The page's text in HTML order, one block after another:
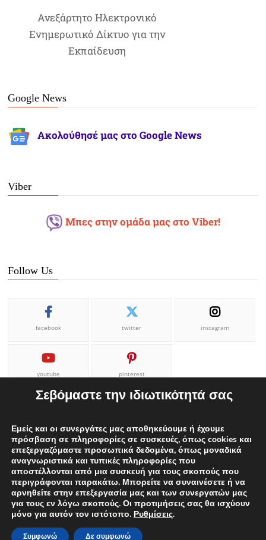
Ανεξάρτητο Ηλεκτρονικό
Ενημερωτικό Δίκτυο για την
Εκπαίδευση
Google News
Ακολούθησέ μας στο Google News
Viber
Μπες στην ομάδα μας στο Viber!
Follow Us
facebook twitter instagram
youtube pinterest
ΕΠΙΚΟΙΝΩΝΙΑ ΟΡΟΙ ΧΡΗΣΗΣ
Η ΟΜΑΔΑ ΜΑΣ
ΔΙΑΦΗΜΙΣΕΙΣ
Proudly powered by WordPress|Theme: edweek.gr
ThemeSpiral.com.
Σεβόμαστε την ιδιωτικότητά σας
Εμείς και οι συνεργάτες μας αποθηκεύουμε ή έχουμε
πρόσβαση σε πληροφορίες σε συσκευές, όπως cookies και
επεξεργαζόμαστε προσωπικά δεδομένα, όπως μοναδικά
αναγνωριστικά και τυπικές πληροφορίες που
αποστέλλονται από μια συσκευή για τους σκοπούς που
περιγράφονται παρακάτω. Μπορείτε να συναινέσετε ή να
αρνηθείτε στην επεξεργασία μας και των συνεργατών μας
για τους εν λόγω σκοπούς. Οι προτιμήσεις σας θα ισχύουν
μόνο για αυτόν τον ιστότοπο. Ρυθμίσεις.
Συμφωνώ Δε συμφωνώ